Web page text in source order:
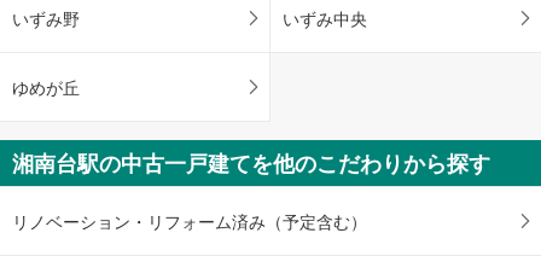
いずみ野 いずみ中央
ゆめが丘
湘南台駅の中古一戸建てを他のこだわりから探す
リノベーション・リフォーム済み（予定含む）